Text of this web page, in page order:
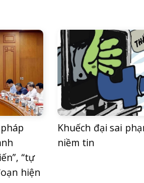
“tự
hiện
Khuếch đại sai
niềm tin